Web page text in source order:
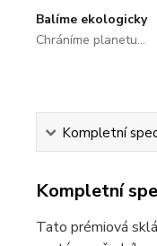
Balíme ekologicky
Chráníme planetu...
Kompletní
Kompletní
Tato prémiová